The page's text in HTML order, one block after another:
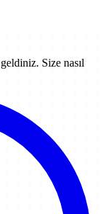
Size nasıl